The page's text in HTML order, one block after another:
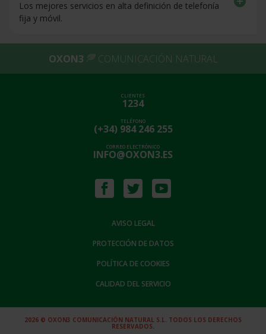
Los mejores servicios en alta definición de telefonía
fija y móvil.
OXON3 COMUNICACIÓN NATURAL
CLIENTES
1234
TELÉFONO
(+34) 984 246 255
CORREO ELECTRÓNICO
INFO@OXON3.ES
AVISO LEGAL
PROTECCIÓN DE DATOS
POLÍTICA DE COOKIES
CALIDAD DEL SERVICIO
2026 © OXON3 COMUNICACIÓN NATURAL S.L. TODOS LOS DERECHOS
RESERVADOS.